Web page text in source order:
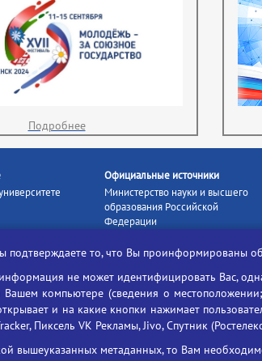
Подробнее
Официальные источники
Министерство науки и высшего
образования Российской
Федерации
Портал «Российское
образование»
Единое окно информационных
ресурсов
Единая коллекция цифровых
образовательных ресурсов
подтверждаете то, что Вы проинформированы об
не может идентифицировать Вас,
компьютере (сведения о
и на какие кнопки нажимает
Пиксель VK Рекламы, Jivo, Спутник
вышеуказанных метаданных, то Вам